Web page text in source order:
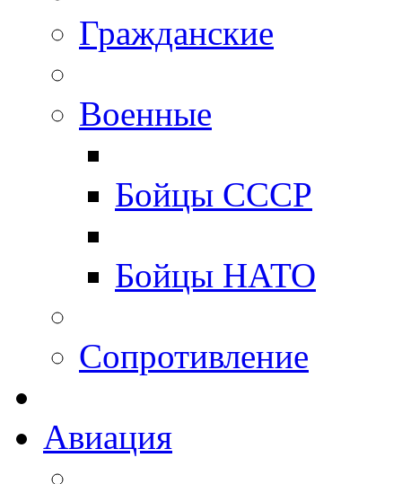
Гражданские
Военные
Бойцы СССР
Бойцы НАТО
Сопротивление
Авиация